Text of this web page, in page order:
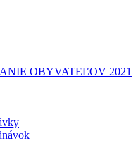
OBYVATEĽOV 2021